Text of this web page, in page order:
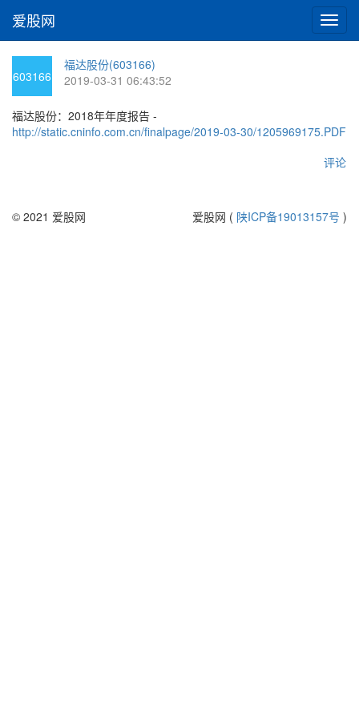
切
换
爱股网
603166
福达股份(603166)
2019-03-31 06:43:52
福达股份：2018年年度报告 -
http://static.cninfo.com.cn/finalpage/2019-03-30/1205969175.PDF
评论
© 2021 爱股网 爱股网 ( 陕ICP备19013157号 )